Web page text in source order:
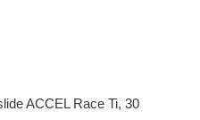
ACCEL Race Ti, 30